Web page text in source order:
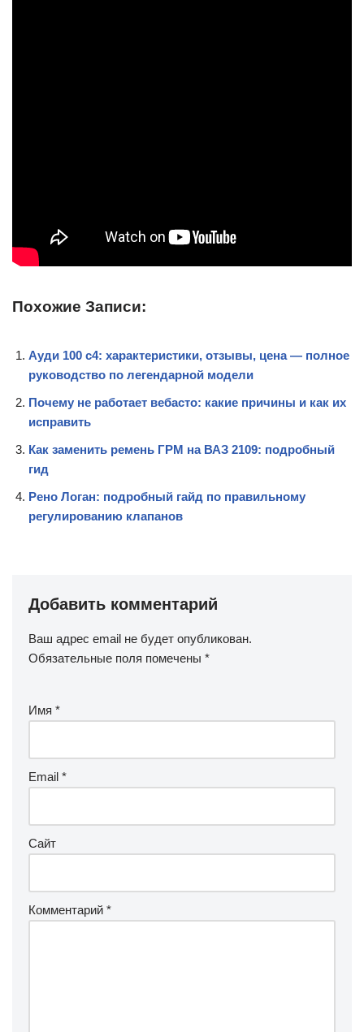
Похожие Записи:
Ауди 100 с4: характеристики, отзывы, цена — полное
руководство по легендарной модели
Почему не работает вебасто: какие причины и как их
исправить
Как заменить ремень ГРМ на ВАЗ 2109: подробный
гид
Рено Логан: подробный гайд по правильному
регулированию клапанов
Добавить комментарий
Ваш адрес email не будет опубликован.
Обязательные поля помечены *
Имя *
Email *
Сайт
Комментарий *